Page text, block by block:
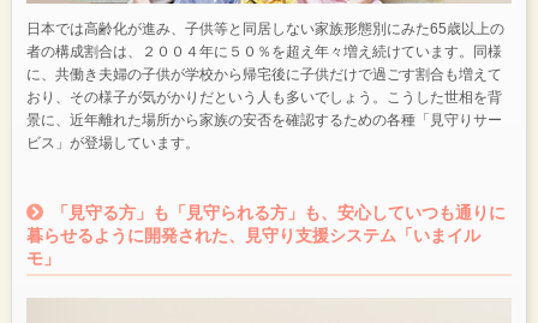
日本では高齢化が進み、子供等と同居しない家族形態別にみた65歳以上の
者の構成割合は、２００４年に５０％を超え年々増え続けています。同様
に、共働き夫婦の子供が学校から帰宅後に子供だけで過ごす割合も増えて
おり、その様子が気がかりだという人も多いでしょう。こうした世相を背
景に、近年離れた場所から家族の安否を確認するための各種「見守りサー
ビス」が登場しています。
「見守る方」も「見守られる方」も、安心していつも通りに
暮らせるように開発された、見守り支援システム「いまイル
モ」